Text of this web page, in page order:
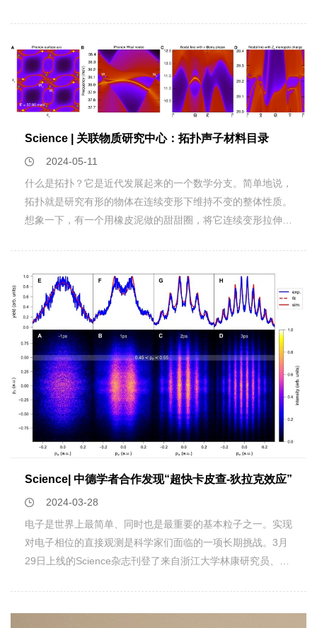
子态、理解非常规超导机理提供了崭新的研究平台。相关成果
以“Superconductivity under pressure in a chromium-based
kagome metal”为题发表在《Nature》期刊上（原文链接：
https://www.nature.com/articles/s41586-024-07761-x DOI
不衰。早年发现，很多非磁元素金属及合金都是超导体（当代
被称为常规超导体）。常规超导来源于电-声子耦合：超导体
中传导电子借助晶格振动产生有效吸引，发生两两配对；配对
电子（又称“库伯对”）同时发生相干、凝聚，形成一种宏观量
子态—超导态。由于磁性元素往往拆散库伯对，因而磁性元素
代，超导研究进入新的阶段。人们在包含有稀土磁性元素
Cu2+自旋的层状氧化物竟然具有比常规超导体高得多的超导
临界温度（TC），因之被称为“高温超导体”。2008年，人们
又在含磁性铁元素的层状材料中发现了高温超导电性。这些新
发现的“非常规超导体”中的传导电子是如何配对、凝聚从而产
生超导电性的？这是当今凝聚态物理领域的重大研究课题。目
前，已发现的非常规超导体系很有限（相比之下，常规超导体
则数以千计）。探索并研究全新的、具有代表性的非常规超导
材料体系对于解决非常规超导机理的重要性不言而喻。理论预
言在磁性三角（或六角）晶格体系中有可能实现非常规超导电
性。笼目晶格是一种特殊的六角晶格。它一般具有几何阻挫、
拓扑能带以及量子干涉效应等特征，近年来备受研究者关注。
2019年钒基笼目晶格材料AV3Sb5(A=K，Rb，Cs)的发现引发
了凝聚态物理领域的新一轮研究热潮。该材料展现出超导电
性、“非常规”电荷密度波、“反常”霍尔效应、配对密度波、电
子向列序和时间反演对称性破缺等令人眼花缭乱的呈展现象。
然而，该体系的电子关联性较弱，其中的钒元素没有磁性。一
Science | 关联物质研究中心：拓扑声子材料目录
2024-05-11
什么是拓扑？它是近代发展起来的一个数学分支。简单地说，
拓扑就是研究有形的物体在连续变形下维持不变的整体性质。
想象一下，有一个用橡皮泥做的甜甜圈，将它连续变形拉伸成
和球体也具有相同的拓扑结构。从拓扑学到拓扑物态再到拓扑
材料，近几十年来，拓扑学“跨界”到物理等多个学科，成为科
学研究的一大热点。近日，浙江大学关联物质研究中心、物理
学院研究员徐远锋与美国普林斯顿大学等多个国际团队合作，
系统研究了晶体材料声子谱中的拓扑物态分类。通过理论分析
和高通量计算，研究团队得到了一万多种晶体中声子谱的对称
性特征和拓扑性质，并建立了拓扑声子材料数据库，为拓扑元
素周期表增添了原子振动的信息。相关研究成果以“Catalog of
Topological Phonon Materials”为题于北京时间2024年5月10
日在国际顶级期刊Science上发表。同时，加州大学洛杉矶分
校的Prineha Narang教授在Science上撰写了评论性文章
Topological phononics is cataloged，对该工作进行了解读。
l.发现拓扑声子材料只能“撞大运”？拓扑绝缘体材料具有奇异
导电，而是在材料内部不导电的同时又在表面能够导电，具有
特定自由度的电子在材料表面单向“奔跑”。在对称性的保护
下，反向运动的电子之间不会互相干扰，因此有望被应用于低
Science| 中德学者合作发现“超快卡皮查-狄拉克效应”
2024-03-28
电子是世界上最简单、同时也是最重要的基本粒子之一。实现
对电子相位的直接观测是科学家们面临的一项长期挑战。3月
29日上线的Science杂志刊登了来自浙江大学林康研究员、德
超快卡皮查-狄拉克效应。这为研究电子性质带来了全新的技